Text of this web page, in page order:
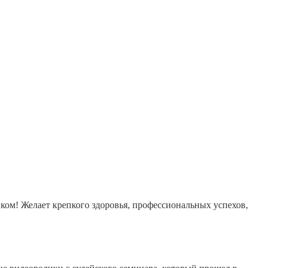
Желает крепкого здоровья, профессиональных успехов,